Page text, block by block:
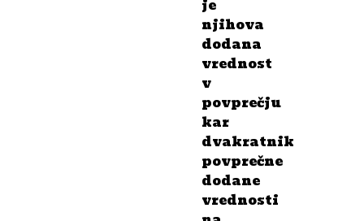
je
njihova
dodana
vrednost
v
povprečju
kar
dvakratnik
povprečne
dodane
vrednosti